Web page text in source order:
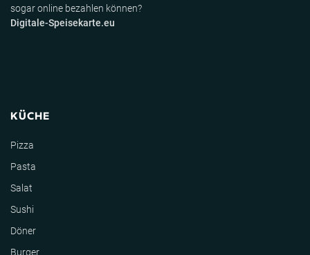
sogar online bezahlen können?
Digitale-Speisekarte.eu
KÜCHE
Pizza
Pasta
Salat
Sushi
Döner
Burger